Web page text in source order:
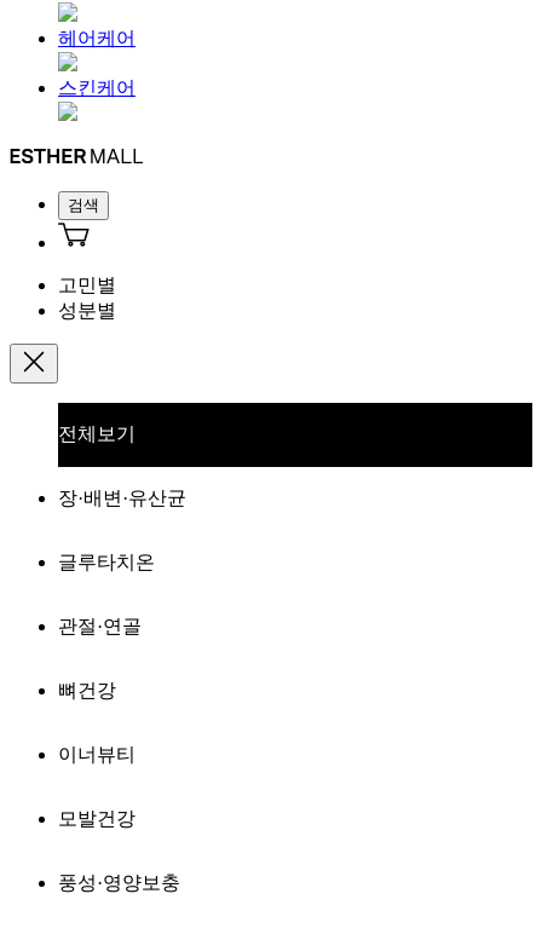
헤어케어
스킨케어
검색
고민별
성분별
전체보기
장·배변·유산균
글루타치온
관절·연골
뼈건강
이너뷰티
모발건강
풍성·영양보충